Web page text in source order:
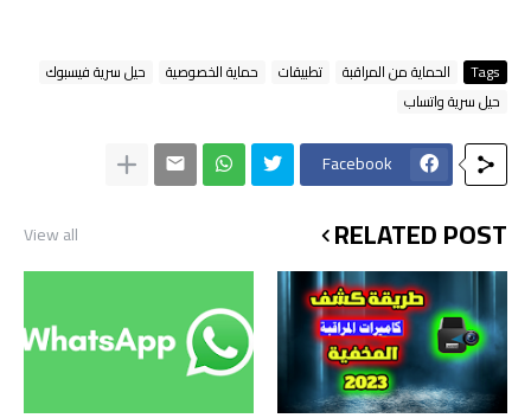
Tags الحماية من المراقبة تطبيقات حماية الخصوصية
حيل سرية فيسبوك
حيل سرية واتساب
Facebook
RELATED POST
View all